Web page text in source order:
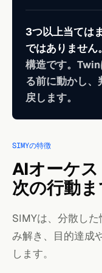
3つ以上当ては
ではありません。
構造です。
る前に動かし、
戻します。
SIMYの特徴
AIオーケス
次の行動ま
SIMYは、分散し
み解き、目的達成
します。